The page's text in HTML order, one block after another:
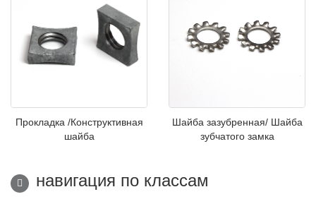
Прокладка /Конструктивная
шайба
Шайба зазубренная/ Шайба
зубчатого замка
навигация по классам